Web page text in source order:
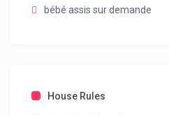
bébé assis sur demande
House Rules